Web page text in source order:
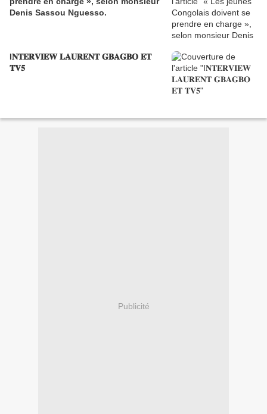
Denis Sassou Nguesso.
I𝐍𝐓𝐄𝐑𝐕𝐈𝐄𝐖 𝐋𝐀𝐔𝐑𝐄𝐍𝐓 𝐆𝐁𝐀𝐆𝐁𝐎 𝐄𝐓
𝐓𝐕𝟓
Publicité